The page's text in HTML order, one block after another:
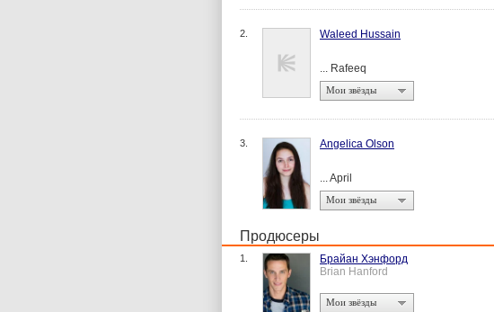
2. Waleed Hussain
... Rafeeq
Мои звёзды
3. Angelica Olson
... April
Мои звёзды
Продюсеры
1.
Брайан Хэнфорд
Brian Hanford
Мои звёзды